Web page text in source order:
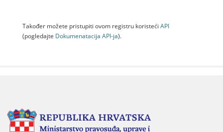
Također možete pristupiti ovom registru koristeći API
(pogledajte Dokumenаtаcijа API-jа).